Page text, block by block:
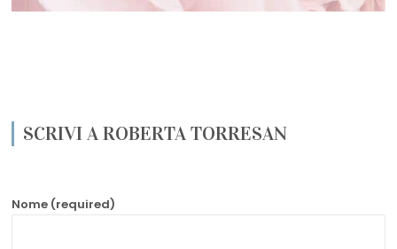
SCRIVI A ROBERTA TORRESAN
Nome (required)